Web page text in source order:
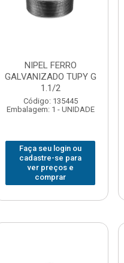
NIPEL FERRO
GALVANIZADO TUPY G
1.1/2
Código: 135445
Embalagem: 1 - UNIDADE
Faça seu login ou
cadastre-se para
ver preços e
comprar